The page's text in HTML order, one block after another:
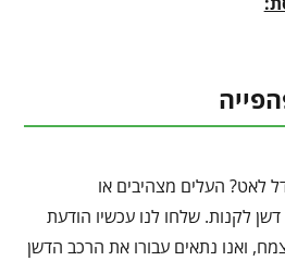
לאט? העלים מצהיבים או
לקנות. שלחו לנו עכשיו הודעת
ואנו נתאים עבורו את הרכב הדשן